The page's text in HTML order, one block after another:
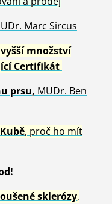
Marc Sircus
množství
Certifikát
prsu, MUDr. Ben
, proč ho mít
sklerózy,